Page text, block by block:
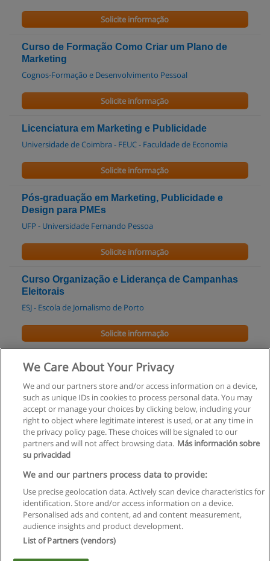
Solicite informação
Curso de Formação Como Criar um Plano de
Marketing
Cognos-Formação e Desenvolvimento Pessoal
Solicite informação
Licenciatura em Marketing e Publicidade
Universidade de Coimbra - FEUC - Faculdade de Economia
Solicite informação
Pós-graduação em Marketing, Publicidade e
Design para PMEs
UFP - Universidade Fernando Pessoa
Solicite informação
Curso Organização e Liderança de Campanhas
Eleitorais
ESJ - Escola de Jornalismo de Porto
Solicite informação
Curso Comunicação & Marketing Municipal
Solicite informação
Regras de uso
Privacidade de dados
Entrar em contato com Educaedu
Copyright © Educaedu Business S.L. - CIF : B-95610580: -
We Care About Your Privacy
We and our partners store and/or access information on a device,
such as unique IDs in cookies to process personal data. You may
accept or manage your choices by clicking below, including your
right to object where legitimate interest is used, or at any time in
the privacy policy page. These choices will be signaled to our
partners and will not affect browsing data. Más información sobre
su privacidad
We and our partners process data to provide:
Use precise geolocation data. Actively scan device characteristics for
identification. Store and/or access information on a device.
Personalised ads and content, ad and content measurement,
audience insights and product development.
List of Partners (vendors)